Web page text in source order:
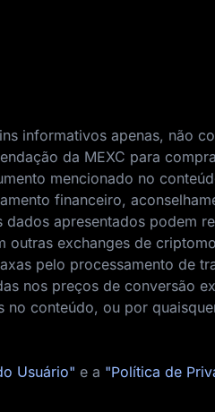
informativos apenas, não
da MEXC para
mencionado no
financeiro,
apresentados podem
outras exchanges de
pelo processamento de
nos preços de conversão
no conteúdo, ou por
Usuário" e a "Política de